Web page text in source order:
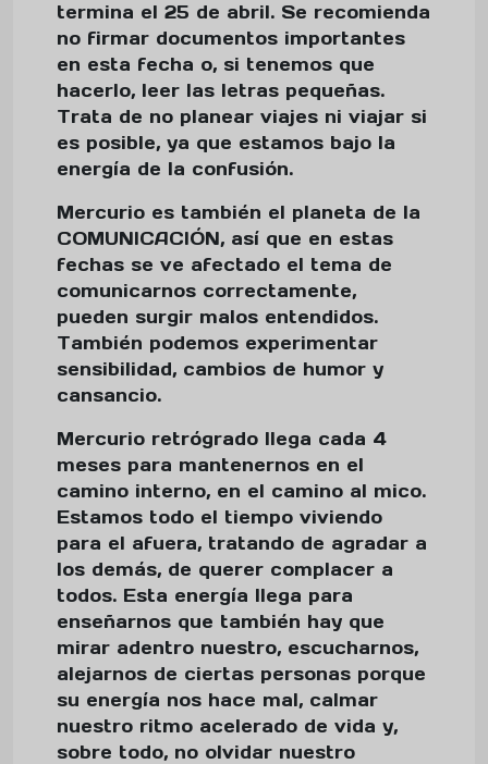
termina el 25 de abril. Se recomienda
no firmar documentos importantes
en esta fecha o, si tenemos que
hacerlo, leer las letras pequeñas.
Trata de no planear viajes ni viajar si
es posible, ya que estamos bajo la
energía de la confusión.
Mercurio es también el planeta de la
COMUNICACIÓN, así que en estas
fechas se ve afectado el tema de
comunicarnos correctamente,
pueden surgir malos entendidos.
También podemos experimentar
sensibilidad, cambios de humor y
cansancio.
Mercurio retrógrado llega cada 4
meses para mantenernos en el
camino interno, en el camino al mico.
Estamos todo el tiempo viviendo
para el afuera, tratando de agradar a
los demás, de querer complacer a
todos. Esta energía llega para
enseñarnos que también hay que
mirar adentro nuestro, escucharnos,
alejarnos de ciertas personas porque
su energía nos hace mal, calmar
nuestro ritmo acelerado de vida y,
sobre todo, no olvidar nuestro